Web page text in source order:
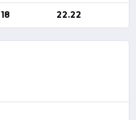
18 22.22